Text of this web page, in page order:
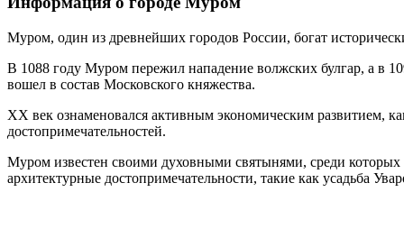
Муром, один из древнейших городов России, богат
В 1088 году Муром пережил нападение волжских булгар, а в
вошел в состав Московского княжества.
XX век ознаменовался активным экономическим развитием,
достопримечательностей.
Муром известен своими духовными святынями, среди
архитектурные достопримечательности, такие как усадьба